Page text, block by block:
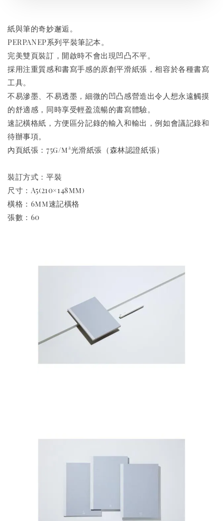
紙與筆的奇妙邂逅。
PERPANEP系列平裝筆記本。
完美雙頁裝訂，開啟時不會出現凹凸不平。
採用注重質感和書寫手感的原創平滑紙張，相容於各種書寫
工具。
不易滲墨、不易透墨，細微的凹凸感營造出令人想永遠觸摸
的舒適感，同時享受輕盈流暢的書寫體驗。
速記橫格紙，方便區分記錄的輸入和輸出，例如會議記錄和
待辦事項。
內頁紙張：75g/m²光滑紙張（森林認證紙張）
裝訂方式：平裝
尺寸：A5(210×148mm)
橫格：6mm速記橫格
張數：60